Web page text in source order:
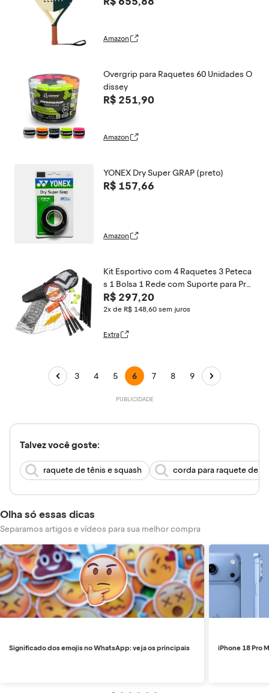
Amazon
Overgrip para Raquetes 60 Unidades O
dissey
R$ 251,90
Amazon
YONEX Dry Super GRAP (preto)
R$ 157,66
Amazon
Kit Esportivo com 4 Raquetes 3 Peteca
s 1 Bolsa 1 Rede com Suporte para Prat
icar Badminton Vollo
R$ 297,20
2x de R$ 148,60 sem juros
Extra
3 4 5 6 7 8 9
Talvez você goste:
raquete de tênis e squash corda para raquete de
Olha só essas dicas
Separamos artigos e vídeos para sua melhor compra
Significado dos emojis no WhatsApp: veja os principais iPhone 18 Pro